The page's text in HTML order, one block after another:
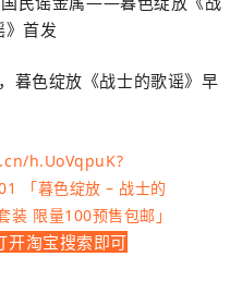
暮色绽放《战士的歌谣》早
h.UoVqpuK?
「暮色绽放 – 战士的
装 限量100预售包邮」
开淘宝搜索即可